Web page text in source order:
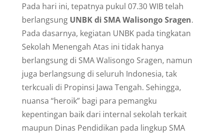
Pada hari ini, tepatnya pukul 07.30 WIB telah
berlangsung UNBK di SMA Walisongo Sragen.
Pada dasarnya, kegiatan UNBK pada tingkatan
Sekolah Menengah Atas ini tidak hanya
berlangsung di SMA Walisongo Sragen, namun
juga berlangsung di seluruh Indonesia, tak
terkcuali di Propinsi Jawa Tengah. Sehingga,
nuansa “heroik” bagi para pemangku
kepentingan baik dari internal sekolah terkait
maupun Dinas Pendidikan pada lingkup SMA